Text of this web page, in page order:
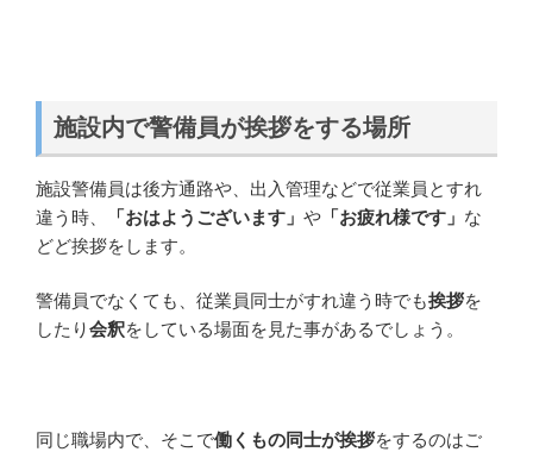
施設内で警備員が挨拶をする場所
施設警備員は後方通路や、出入管理などで従業員とすれ
違う時、
「おはようございます」 や 「お疲れ様です」 な
どど挨拶をします。
警備員でなくても、従業員同士がすれ違う時でも挨拶を
したり会釈をしている場面を見た事があるでしょう。
同じ職場内で、そこで働くもの同士が挨拶をするのはご